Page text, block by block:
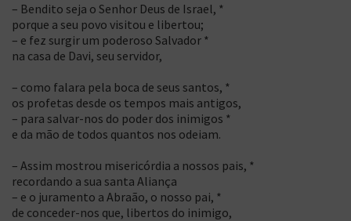
– Bendito seja o Senhor Deus de Israel, *
porque a seu povo visitou e libertou;
– e fez surgir um poderoso Salvador *
na casa de Davi, seu servidor,
– como falara pela boca de seus santos, *
os profetas desde os tempos mais antigos,
– para salvar-nos do poder dos inimigos *
e da mão de todos quantos nos odeiam.
– Assim mostrou misericórdia a nossos pais, *
recordando a sua santa Aliança
– e o juramento a Abraão, o nosso pai, *
de conceder-nos que, libertos do inimigo,